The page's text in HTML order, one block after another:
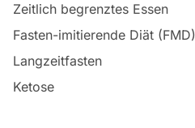
Zeitlich begrenztes Essen
Fasten-imitierende Diät (FMD)
Langzeitfasten
Ketose